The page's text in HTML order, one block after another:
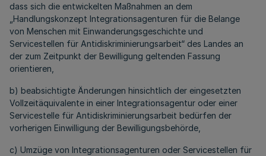
dass sich die entwickelten Maßnahmen an dem
„Handlungskonzept Integrationsagenturen für die Belange
von Menschen mit Einwanderungsgeschichte und
Servicestellen für Antidiskriminierungsarbeit“ des Landes an
der zum Zeitpunkt der Bewilligung geltenden Fassung
orientieren,
b) beabsichtigte Änderungen hinsichtlich der eingesetzten
Vollzeitäquivalente in einer Integrationsagentur oder einer
Servicestelle für Antidiskriminierungsarbeit bedürfen der
vorherigen Einwilligung der Bewilligungsbehörde,
c) Umzüge von Integrationsagenturen oder Servicestellen für